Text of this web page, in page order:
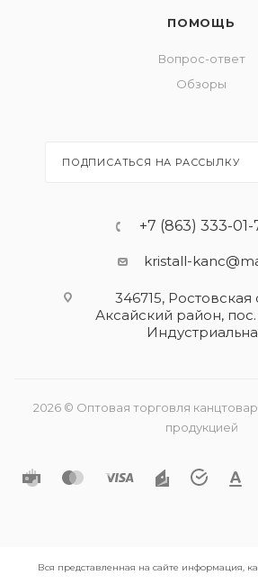
ПОМОЩЬ
Вопрос-ответ
Обзоры
ПОДПИСАТЬСЯ НА РАССЫЛКУ
+7 (863) 333-01-
kristall-
346715, Ростовская
Аксайский район,
2026 © Оптовая торговля
продукцией
Вся представленная на сайте информация,